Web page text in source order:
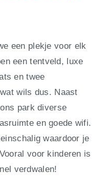
een plekje voor elk
een tentveld, luxe
en twee
wils dus. Naast
park diverse
en goede wifi.
waardoor je
voor kinderen is
verdwalen!